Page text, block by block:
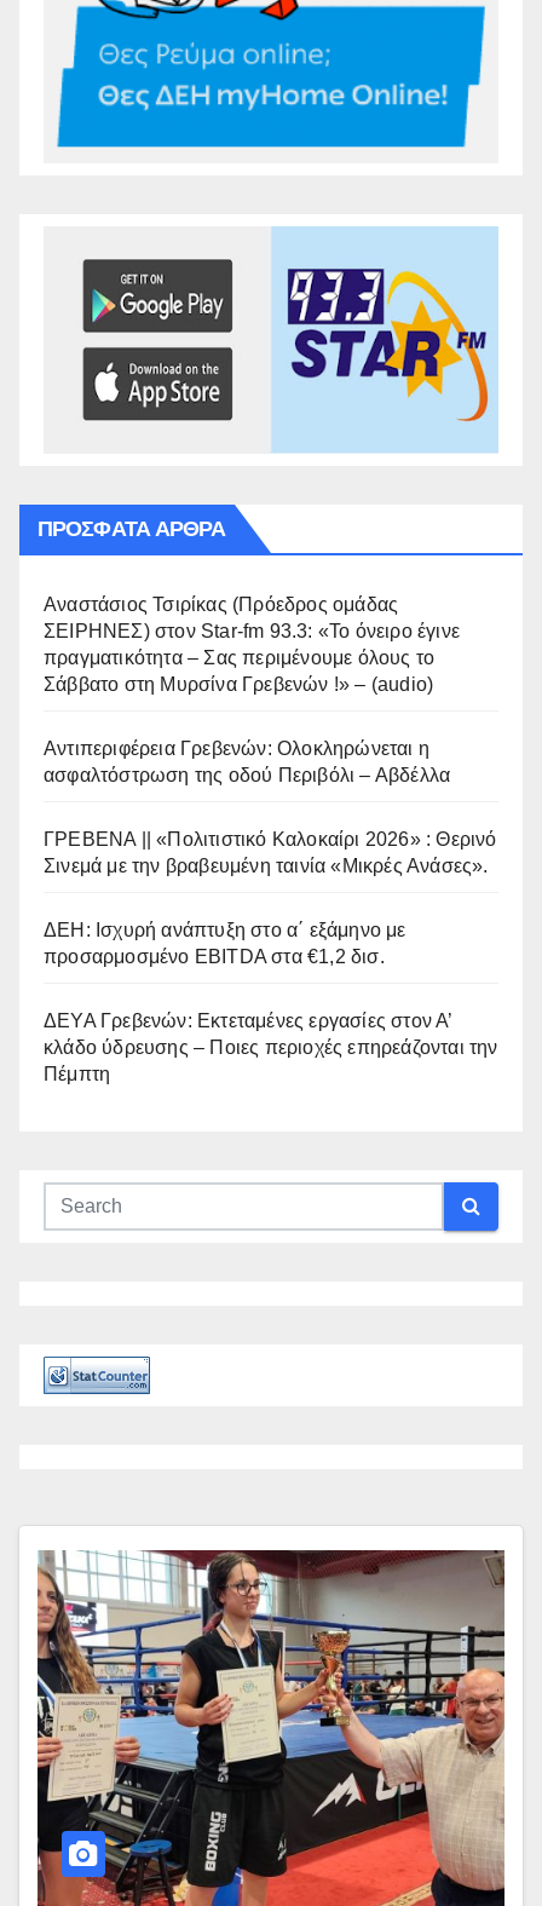
ΠΡΌΣΦΑΤΑ ΆΡΘΡΑ
Αναστάσιος Τσιρίκας (Πρόεδρος ομάδας
ΣΕΙΡΗΝΕΣ) στον Star-fm 93.3: «Το όνειρο έγινε
πραγματικότητα – Σας περιμένουμε όλους το
Σάββατο στη Μυρσίνα Γρεβενών !» – (audio)
Αντιπεριφέρεια Γρεβενών: Ολοκληρώνεται η
ασφαλτόστρωση της οδού Περιβόλι – Αβδέλλα
ΓΡΕΒΕΝΑ || «Πολιτιστικό Καλοκαίρι 2026» : Θερινό
Σινεμά με την βραβευμένη ταινία «Μικρές Ανάσες».
ΔΕΗ: Ισχυρή ανάπτυξη στο α΄ εξάμηνο με
προσαρμοσμένο EBITDA στα €1,2 δισ.
ΔΕΥΑ Γρεβενών: Εκτεταμένες εργασίες στον Α’
κλάδο ύδρευσης – Ποιες περιοχές επηρεάζονται την
Πέμπτη